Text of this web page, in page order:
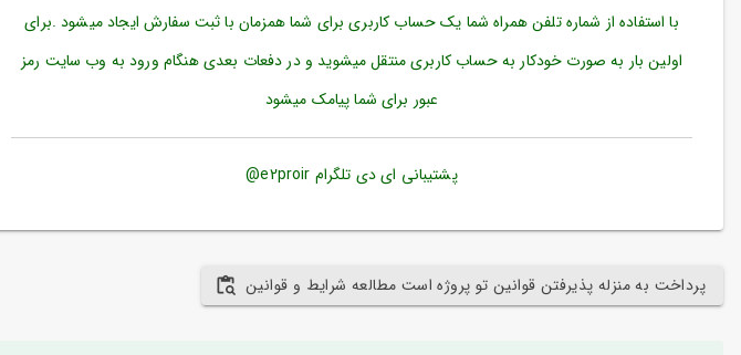
بازیابی
رمز
علاقه
با استفاده از شماره تلفن همراه شما یک حساب کاربری برای شما همزمان با ثبت سفارش ایجاد میشود .برای
اولین بار به صورت خودکار به حساب کاربری منتقل میشوید و در دفعات بعدی هنگام ورود به وب سایت رمز
عبور برای شما پیامک میشود
پشتیبانی ای دی تلگرام e2proir@
پرداخت به منزله پذیرفتن قوانین تو پروژه است مطالعه شرایط و قوانین